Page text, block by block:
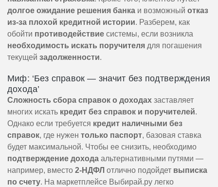
долгое ожидание решения банка и возможный отказ
из-за плохой кредитной истории. Разберем, как
обойти противодействие системы, если возникла
необходимость искать поручителя для погашения
текущей задолженности.
Миф: ‘Без справок — значит без подтверждения
дохода’
Сложность сбора справок о доходах заставляет
многих искать кредит без справок и поручителей.
Однако если требуется кредит наличными без
справок, где нужен только паспорт, базовая ставка
будет максимальной. Чтобы ее снизить, необходимо
подтверждение дохода альтернативными путями —
например, вместо 2-НДФЛ отлично подойдет выписка
по счету. На маркетплейсе Выбирай.ру легко